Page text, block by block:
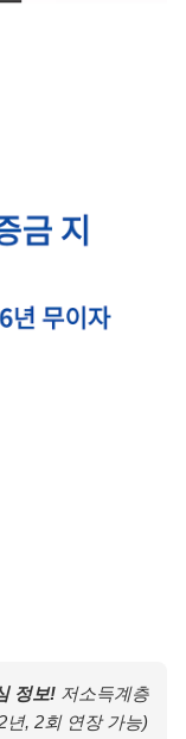
정보! 저소득계층
년, 2회 연장 가능)